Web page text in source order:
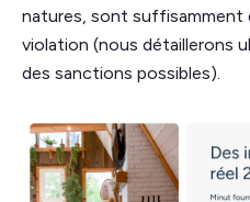
natures, sont suffisamment
violation (nous détaillerons
des sanctions possibles).